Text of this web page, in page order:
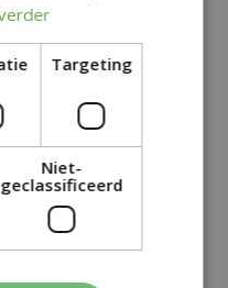
PEGO HANGING LAMP
OFF WHITE FRAME
BLACK - H94XD83CM
Targeting
Niet-
geclassificeerd